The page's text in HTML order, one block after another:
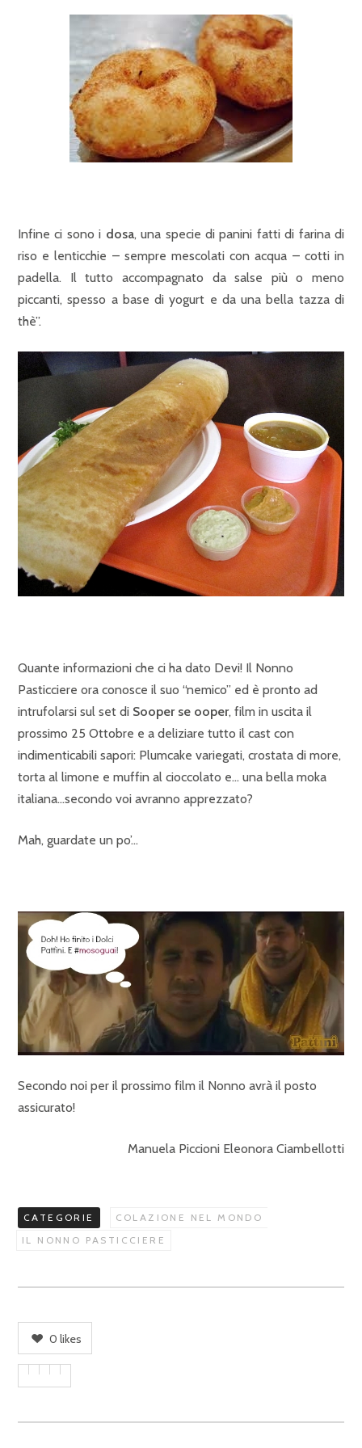
Infine ci sono i dosa, una specie di panini fatti di farina di
riso e lenticchie – sempre mescolati con acqua – cotti in
padella. Il tutto accompagnato da salse più o meno
piccanti, spesso a base di yogurt e da una bella tazza di
thè”.
Quante informazioni che ci ha dato Devi! Il Nonno
Pasticciere ora conosce il suo “nemico” ed è pronto ad
intrufolarsi sul set di Sooper se ooper, film in uscita il
prossimo 25 Ottobre e a deliziare tutto il cast con
indimenticabili sapori: Plumcake variegati, crostata di more,
torta al limone e muffin al cioccolato e… una bella moka
italiana…secondo voi avranno apprezzato?
Mah, guardate un po’…
Secondo noi per il prossimo film il Nonno avrà il posto
assicurato!
Manuela Piccioni Eleonora Ciambellotti
CATEGORIE
COLAZIONE NEL MONDO
IL NONNO PASTICCIERE
0 likes